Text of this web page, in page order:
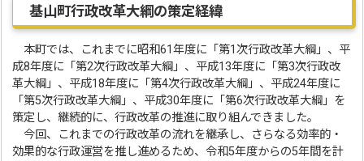
基山町行政改革大綱の策定経緯
本町では、これまでに昭和61年度に「第1次行政改革大綱」、平
成8年度に「第2次行政改革大綱」、平成13年度に「第3次行政改
革大綱」、平成18年度に「第4次行政改革大綱」、平成24年度に
「第5次行政改革大綱」、平成30年度に「第6次行政改革大綱」を
策定し、継続的に、行政改革の推進に取り組んできました。
今回、これまでの行政改革の流れを継承し、さらなる効率的・
効果的な行政運営を推し進めるため、令和5年度からの5年間を計